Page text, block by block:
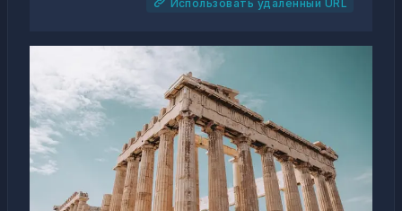
Использовать удаленный URL